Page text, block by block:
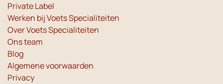
Private Label
Werken bij Voets Specialiteiten
Over Voets Specialiteiten
Ons team
Blog
Algemene voorwaarden
Privacy